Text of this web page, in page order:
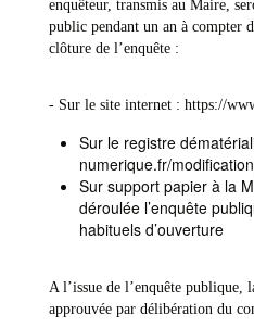
enquêteur, transmis au Maire,
public pendant un an à compter
clôture de l’enquête :
- Sur le site internet : https://
Sur le registre
numerique.fr/
Sur support papier à la
déroulée l’enquête
habituels d’ouverture
A l’issue de l’enquête
approuvée par délibération du